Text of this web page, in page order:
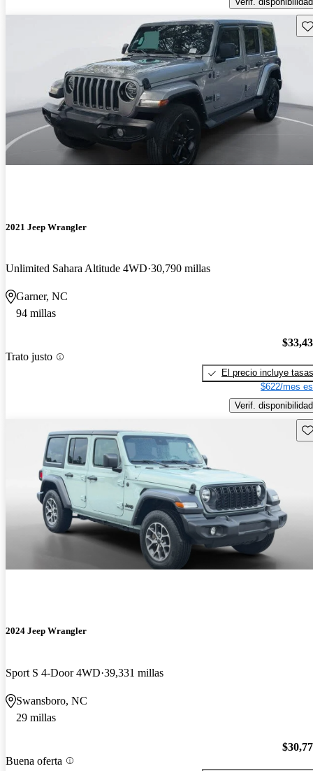
2021 Jeep Wrangler
Unlimited Sahara Altitude 4WD 30,790 millas
Garner, NC
94 millas
Trato justo
El precio incluye tasas
$622/mes
Verif. disponibilidad
2024 Jeep Wrangler
Sport S 4-Door 4WD 39,331 millas
Swansboro, NC
29 millas
Buena oferta